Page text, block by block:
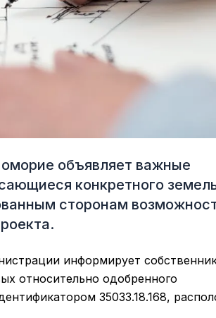
объявляет важные
конкретного
сторонам
информирует
относительно одобренного
35033.18.168,